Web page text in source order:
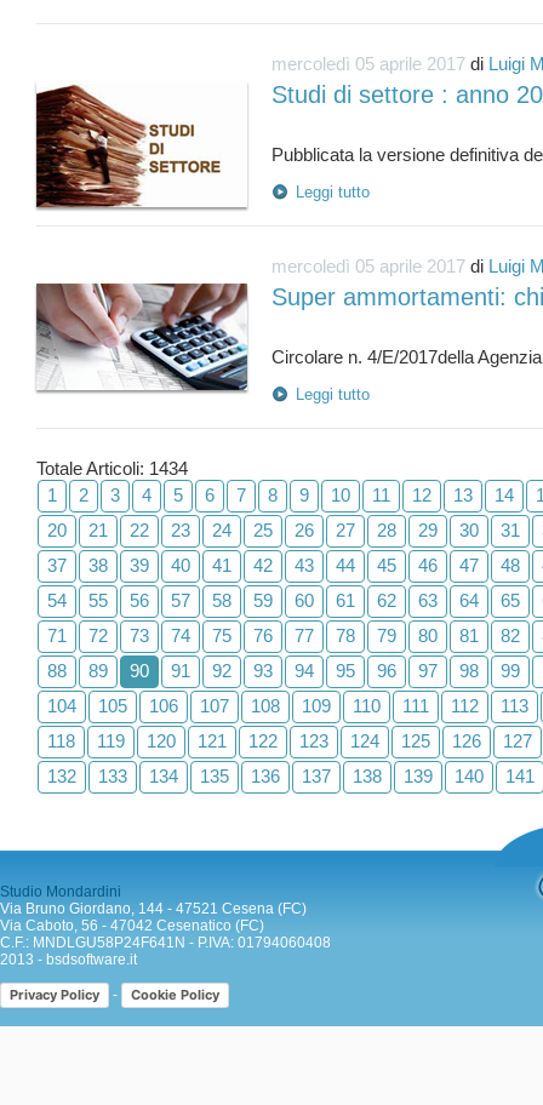
mercoledì 05 aprile 2017 di Luigi
Studi di settore : anno
Leggi tutto
mercoledì 05 aprile 2017 di Luigi
Super ammortamenti:
Leggi tutto
Totale Articoli: 1434
1
2 3 4 5 6 7 8 9 10 11 12 13 14
20
21 22 23 24 25 26 27 28 29 30 31
37
38 39 40 41 42 43 44 45 46 47 48
54
55 56 57 58 59 60 61 62 63 64 65
71
72 73 74 75 76 77 78 79 80 81 82
88
89 90 91 92 93 94 95 96 97 98 99
104
105 106 107 108 109 110 111 112
113
118
119 120 121 122 123 124 125 126
127
132
133 134 135 136 137 138 139 140 141
Studio Mondardini
Via Bruno Giordano, 144 - 47521 Cesena (FC)
Via Caboto, 56 - 47042 Cesenatico (FC)
C.F.: MNDLGU58P24F641N - P.IVA: 01794060408
2013 - bsdsoftware.it
Privacy Policy - Cookie Policy